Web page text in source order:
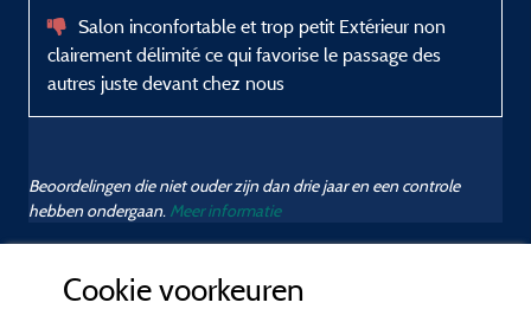
Salon inconfortable et trop petit Extérieur non
clairement délimité ce qui favorise le passage des
autres juste devant chez nous
Beoordelingen die niet ouder zijn dan drie jaar en een controle
hebben ondergaan. Meer informatie
Cookie voorkeuren